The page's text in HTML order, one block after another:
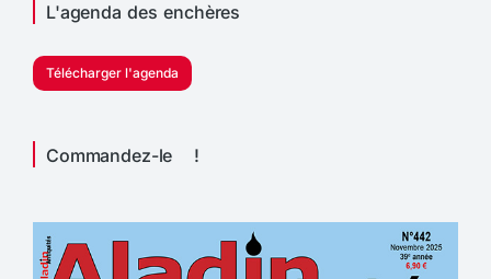
L'agenda des enchères
Télécharger l'agenda
Commandez-le !